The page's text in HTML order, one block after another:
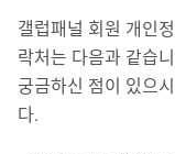
갤럽패널 회원 개인
락처는 다음과 같습
궁금하신 점이 있으
다.